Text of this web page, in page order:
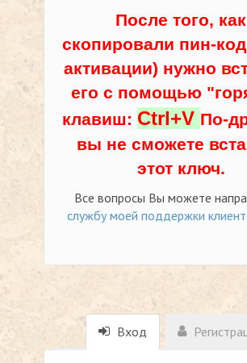
После того, как
скопировали пин-
активации) нужно
его с помощью
клавиш: Ctrl+V По-
вы не сможете
этот ключ.
Все вопросы Вы можете
службу моей поддержки
Вход